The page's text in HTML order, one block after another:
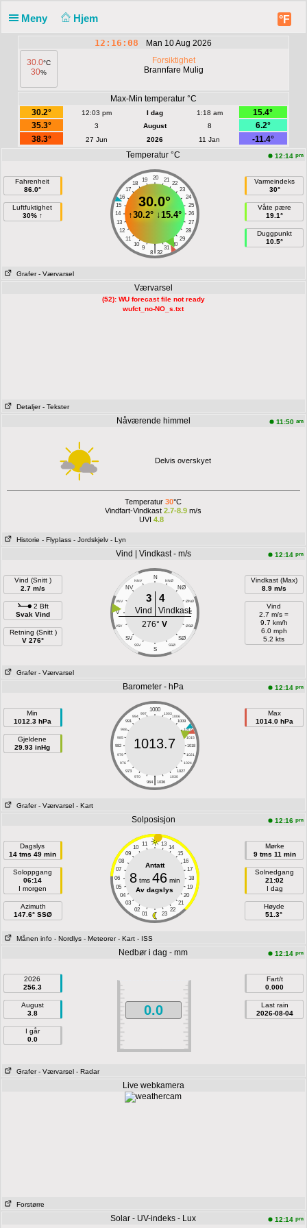
Meny Hjem °F
12:16:08
Man 10 Aug 2026
30.0°C
30%
Forsiktighet
Brannfare Mulig
Max-Min temperatur °C
30.2°
12:03 pm I dag 1:18 am
15.4°
35.3°
3 August 8
6.2°
38.3°
27 Jun 2026 11 Jan
-11.4°
Temperatur °C
12:14 pm
Fahrenheit
86.0°
Luftfuktighet
30% ↑
20
19 21
18
22
17
23
16
24
15
25
14
26
13
27
12
28
11
29
10
30
9 31
|
8 32
30.0°
↑30.2°↓15.4°
Varmeindeks
30°
Våte pære
19.1°
Duggpunkt
10.5°
Grafer - Værvarsel
Værvarsel
(52): WU forecast file not ready
wufct_no-NO_s.txt
Detaljer - Tekster
Nåværende himmel 11:50 am
Delvis overskyet
Temperatur30°C
Vindfart-Vindkast 2.7-8.9 m/s
UVI 4.8
Historie - Flyplass - Jordskjelv - Lyn
Vind | Vindkast - m/s 12:14 pm
Vind (Snitt )
2.7 m/s
2 Bft
Svak Vind
Retning (Snitt )
V 276°
N
NNV NNØ
NV NØ
VNV ØNØ
V E
VSV ØSØ
SV SØ
SSV SSØ
S
3 4
Vind
Vindkast
276°V
Vindkast (Max)
8.9 m/s
Vind
2.7 m/s =
9.7 km/h
6.0 mph
5.2 kts
Grafer - Værvarsel
Barometer - hPa 12:14 pm
Min
1012.3 hPa
Gjeldene
29.93 inHg
1000
997 1003
994
1006
991
1009
988
1012
985
1015
982
1018
979
1021
976
1024
973
1027
970
1030
|
964 1036
1013.7
Max
1014.0 hPa
Grafer - Værvarsel - Kart
Solposisjon 12:16 pm
Dagslys
14 tms 49 min
Soloppgang
06:14
I morgen
Azimuth
147.6° SSØ
11 13
10
14
09
15
08
16
07
17
06
18
05
19
04
20
03
21
02
22
01 23
Antatt
8tms 46min
Av dagslys
Mørke
9 tms 11 min
Solnedgang
21:02
I dag
Høyde
51.3°
Månen info - Nordlys - Meteorer - Kart - ISS
Nedbør i dag - mm 12:14 pm
2026
256.3
August
3.8
I går
0.0
0.0
Fart/t
0.000
Last rain
2026-08-04
Grafer - Værvarsel - Radar
Live webkamera
Forstørre
Solar - UV-indeks - Lux 12:14 pm